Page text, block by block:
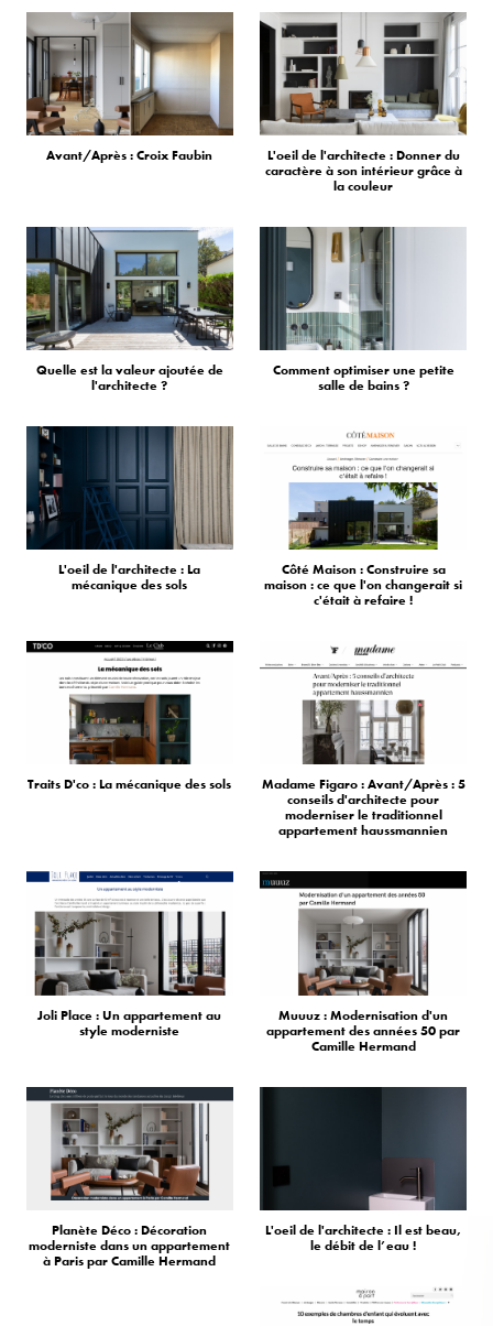
Avant/Après : Croix Faubin
L'oeil de l'architecte : Donner du
caractère à son intérieur grâce à
la couleur
Quelle est la valeur ajoutée de
l'architecte ?
Comment optimiser une petite
salle de bains ?
L'oeil de l'architecte : La
mécanique des sols
Côté Maison : Construire sa
maison : ce que l'on changerait si
c'était à refaire !
Traits D'co : La mécanique des sols
Madame Figaro : Avant/Après : 5
conseils d'architecte pour
moderniser le traditionnel
appartement haussmannien
Joli Place : Un appartement au
style moderniste
Muuuz : Modernisation d'un
appartement des années 50 par
Camille Hermand
Planète Déco : Décoration
moderniste dans un appartement
à Paris par Camille Hermand
L'oeil de l'architecte : Il est beau,
le débit de l’eau !